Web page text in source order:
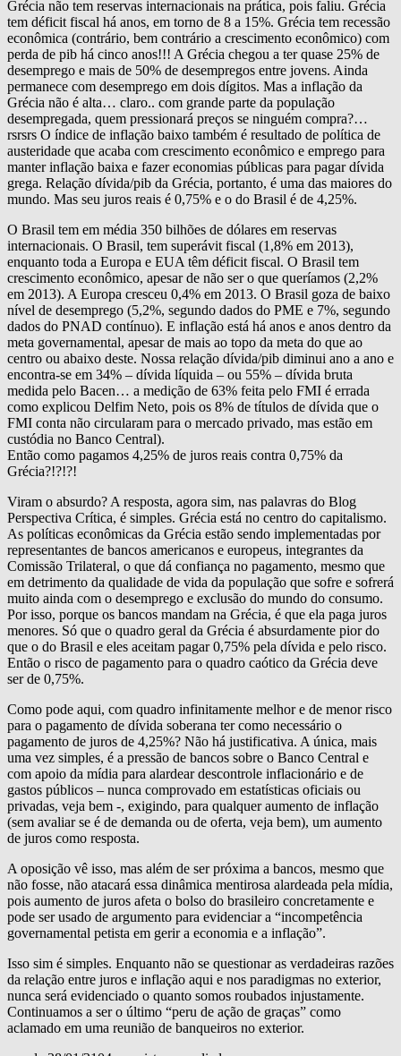
Grécia não tem reservas internacionais na prática, pois faliu. Grécia
tem déficit fiscal há anos, em torno de 8 a 15%. Grécia tem recessão
econômica (contrário, bem contrário a crescimento econômico) com
perda de pib há cinco anos!!! A Grécia chegou a ter quase 25% de
desemprego e mais de 50% de desempregos entre jovens. Ainda
permanece com desemprego em dois dígitos. Mas a inflação da
Grécia não é alta… claro.. com grande parte da população
desempregada, quem pressionará preços se ninguém compra?…
rsrsrs O índice de inflação baixo também é resultado de política de
austeridade que acaba com crescimento econômico e emprego para
manter inflação baixa e fazer economias públicas para pagar dívida
grega. Relação dívida/pib da Grécia, portanto, é uma das maiores do
mundo. Mas seu juros reais é 0,75% e o do Brasil é de 4,25%.
O Brasil tem em média 350 bilhões de dólares em reservas
internacionais. O Brasil, tem superávit fiscal (1,8% em 2013),
enquanto toda a Europa e EUA têm déficit fiscal. O Brasil tem
crescimento econômico, apesar de não ser o que queríamos (2,2%
em 2013). A Europa cresceu 0,4% em 2013. O Brasil goza de baixo
nível de desemprego (5,2%, segundo dados do PME e 7%, segundo
dados do PNAD contínuo). E inflação está há anos e anos dentro da
meta governamental, apesar de mais ao topo da meta do que ao
centro ou abaixo deste. Nossa relação dívida/pib diminui ano a ano e
encontra-se em 34% – dívida líquida – ou 55% – dívida bruta
medida pelo Bacen… a medição de 63% feita pelo FMI é errada
como explicou Delfim Neto, pois os 8% de títulos de dívida que o
FMI conta não circularam para o mercado privado, mas estão em
custódia no Banco Central).
Então como pagamos 4,25% de juros reais contra 0,75% da
Grécia?!?!?!
Viram o absurdo? A resposta, agora sim, nas palavras do Blog
Perspectiva Crítica, é simples. Grécia está no centro do capitalismo.
As políticas econômicas da Grécia estão sendo implementadas por
representantes de bancos americanos e europeus, integrantes da
Comissão Trilateral, o que dá confiança no pagamento, mesmo que
em detrimento da qualidade de vida da população que sofre e sofrerá
muito ainda com o desemprego e exclusão do mundo do consumo.
Por isso, porque os bancos mandam na Grécia, é que ela paga juros
menores. Só que o quadro geral da Grécia é absurdamente pior do
que o do Brasil e eles aceitam pagar 0,75% pela dívida e pelo risco.
Então o risco de pagamento para o quadro caótico da Grécia deve
ser de 0,75%.
Como pode aqui, com quadro infinitamente melhor e de menor risco
para o pagamento de dívida soberana ter como necessário o
pagamento de juros de 4,25%? Não há justificativa. A única, mais
uma vez simples, é a pressão de bancos sobre o Banco Central e
com apoio da mídia para alardear descontrole inflacionário e de
gastos públicos – nunca comprovado em estatísticas oficiais ou
privadas, veja bem -, exigindo, para qualquer aumento de inflação
(sem avaliar se é de demanda ou de oferta, veja bem), um aumento
de juros como resposta.
A oposição vê isso, mas além de ser próxima a bancos, mesmo que
não fosse, não atacará essa dinâmica mentirosa alardeada pela mídia,
pois aumento de juros afeta o bolso do brasileiro concretamente e
pode ser usado de argumento para evidenciar a “incompetência
governamental petista em gerir a economia e a inflação”.
Isso sim é simples. Enquanto não se questionar as verdadeiras razões
da relação entre juros e inflação aqui e nos paradigmas no exterior,
nunca será evidenciado o quanto somos roubados injustamente.
Continuamos a ser o último “peru de ação de graças” como
aclamado em uma reunião de banqueiros no exterior.